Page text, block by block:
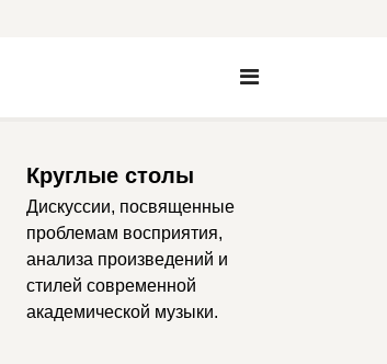
Круглые столы
Дискуссии, посвященные
проблемам восприятия,
анализа произведений и
стилей современной
академической музыки.